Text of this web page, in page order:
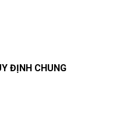
ĐỊNH CHUNG